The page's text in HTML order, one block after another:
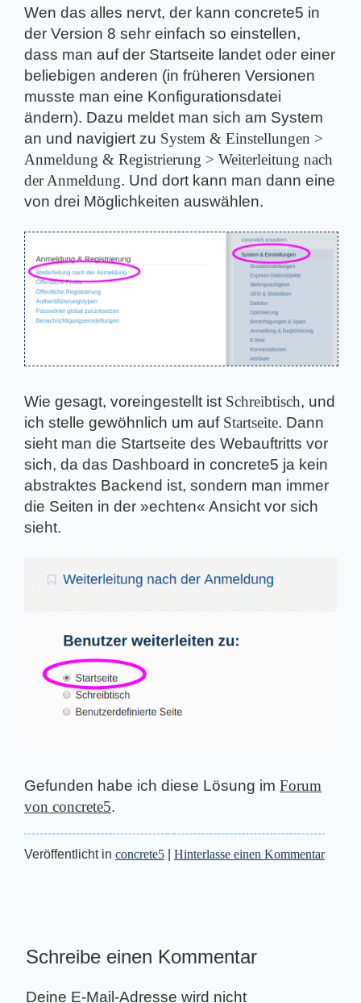
Wen das alles nervt, der kann concrete5 in
der Version 8 sehr einfach so einstellen,
dass man auf der Startseite landet oder einer
beliebigen anderen (in früheren Versionen
musste man eine Konfigurationsdatei
ändern). Dazu meldet man sich am System
an und navigiert zu System & Einstellungen >
Anmeldung & Registrierung > Weiterleitung nach
der Anmeldung. Und dort kann man dann eine
von drei Möglichkeiten auswählen.
Wie gesagt, voreingestellt ist Schreibtisch, und
ich stelle gewöhnlich um auf Startseite. Dann
sieht man die Startseite des Webauftritts vor
sich, da das Dashboard in concrete5 ja kein
abstraktes Backend ist, sondern man immer
die Seiten in der »echten« Ansicht vor sich
sieht.
Gefunden habe ich diese Lösung im Forum
von concrete5.
Veröffentlicht in concrete5 Hinterlasse einen Kommentar
Schreibe einen Kommentar
Deine E-Mail-Adresse wird nicht